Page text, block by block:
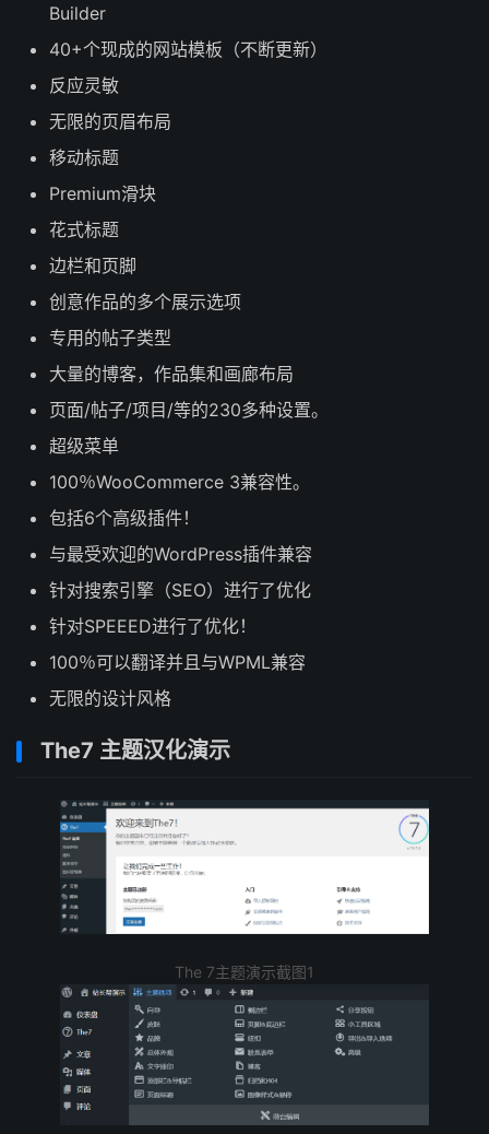
Builder
40+个现成的网站模板（不断更新）
反应灵敏
无限的页眉布局
移动标题
Premium滑块
花式标题
边栏和页脚
创意作品的多个展示选项
专用的帖子类型
大量的博客，作品集和画廊布局
页面/帖子/项目/等的230多种设置。
超级菜单
100％WooCommerce 3兼容性。
包括6个高级插件！
与最受欢迎的WordPress插件兼容
针对搜索引擎（SEO）进行了优化
针对SPEEED进行了优化！
100％可以翻译并且与WPML兼容
无限的设计风格
The7 主题汉化演示
The 7主题演示截图1